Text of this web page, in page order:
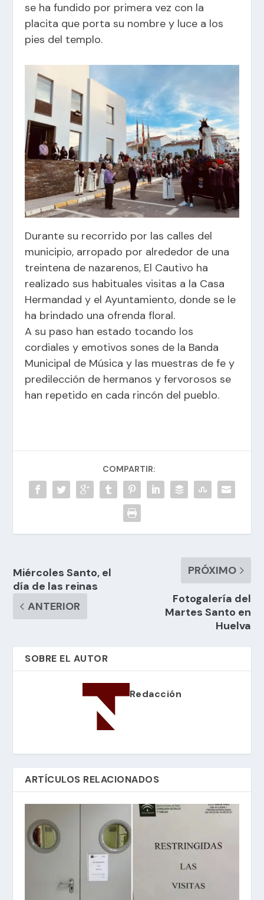
se ha fundido por primera vez con la
placita que porta su nombre y luce a los
pies del templo.
Durante su recorrido por las calles del
municipio, arropado por alrededor de una
treintena de nazarenos, El Cautivo ha
realizado sus habituales visitas a la Casa
Hermandad y el Ayuntamiento, donde se le
ha brindado una ofrenda floral.
A su paso han estado tocando los
cordiales y emotivos sones de la Banda
Municipal de Música y las muestras de fe y
predilección de hermanos y fervorosos se
han repetido en cada rincón del pueblo.
COMPARTIR:
Miércoles Santo, el
día de las reinas
ANTERIOR
PRÓXIMO
Fotogalería del
Martes Santo en
Huelva
SOBRE EL AUTOR
Redacción
ARTÍCULOS RELACIONADOS